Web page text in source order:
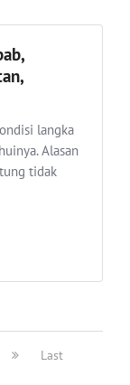
langka
Alasan
tidak
Last